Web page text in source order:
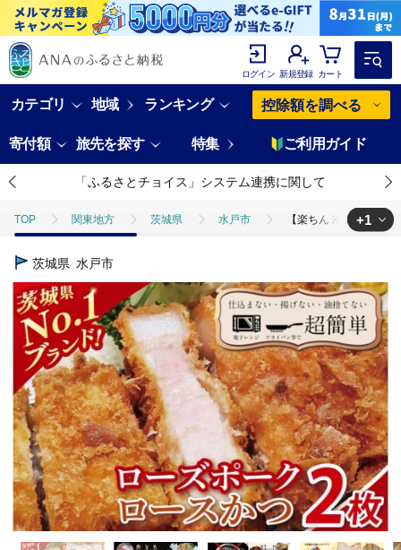
ログイン 新規登録 カート
カテゴリ 地域 ランキング 控除額を調べる
寄付額 旅先を探す 特集 ご利用ガイド
「ふるさとチョイス」システム連携に関して
TOP 関東地方 茨城県 水戸市 【楽ちん 冷凍とんか
TOP
+1
茨城県 水戸市